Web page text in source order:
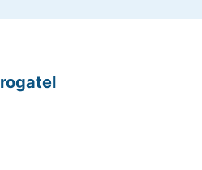
visual impactante